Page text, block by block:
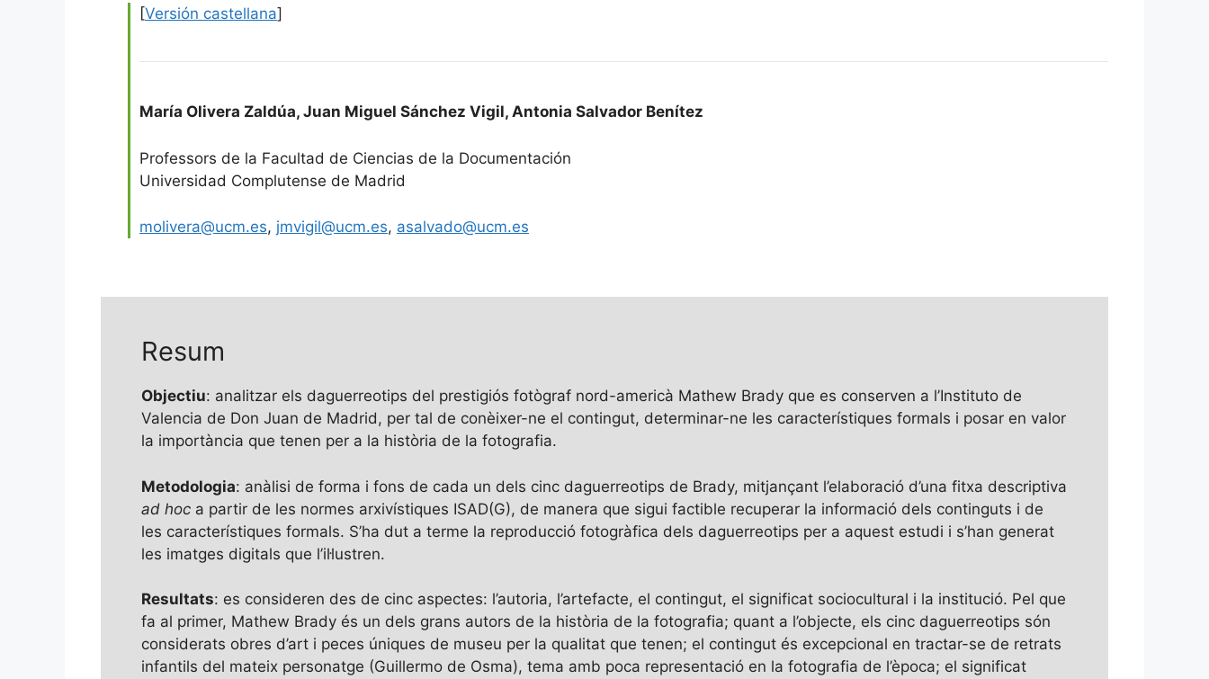
[Versión castellana]
María Olivera Zaldúa, Juan Miguel Sánchez Vigil, Antonia Salvador Benítez
Professors de la Facultad de Ciencias de la Documentación
Universidad Complutense de Madrid
molivera@ucm.es, jmvigil@ucm.es, asalvado@ucm.es
Resum
Objectiu: analitzar els daguerreotips del prestigiós fotògraf nord-americà Mathew Brady que es conserven a l’Instituto de
Valencia de Don Juan de Madrid, per tal de conèixer-ne el contingut, determinar-ne les característiques formals i posar en valor
la importància que tenen per a la història de la fotografia.
Metodologia: anàlisi de forma i fons de cada un dels cinc daguerreotips de Brady, mitjançant l’elaboració d’una fitxa descriptiva
ad hoca partir de les normes arxivístiques ISAD(G), de manera que sigui factible recuperar la informació dels continguts i de
les característiques formals. S’ha dut a terme la reproducció fotogràfica dels daguerreotips per a aquest estudi i s’han generat
les imatges digitals que l’il·lustren.
Resultats: es consideren des de cinc aspectes: l’autoria, l’artefacte, el contingut, el significat sociocultural i la institució. Pel que
fa al primer, Mathew Brady és un dels grans autors de la història de la fotografia; quant a l’objecte, els cinc daguerreotips són
considerats obres d’art i peces úniques de museu per la qualitat que tenen; el contingut és excepcional en tractar-se de retrats
infantils del mateix personatge (Guillermo de Osma), tema amb poca representació en la fotografia de l’època; el significat